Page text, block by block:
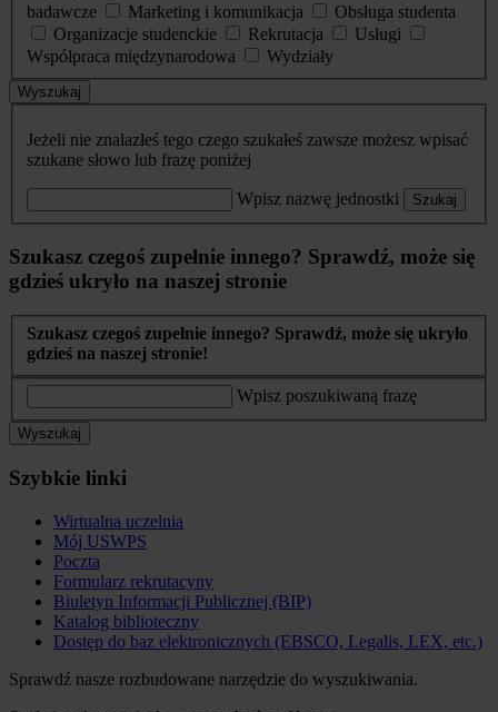
badawcze
Marketing i komunikacja
Obsługa studenta
Organizacje studenckie
Rekrutacja
Usługi
Współpraca międzynarodowa
Wydziały
Wyszukaj
Jeżeli nie znalazłeś tego czego szukałeś zawsze możesz wpisać
szukane słowo lub frazę poniżej
Wpisz nazwę jednostki Szukaj
Szukasz czegoś zupełnie innego? Sprawdź, może się
gdzieś ukryło na naszej stronie
Szukasz czegoś zupełnie innego? Sprawdź, może się ukryło
gdzieś na naszej stronie!
Wpisz poszukiwaną frazę
Wyszukaj
Szybkie linki
Wirtualna uczelnia
Mój USWPS
Poczta
Formularz rekrutacyny
Biuletyn Informacji Publicznej (BIP)
Katalog biblioteczny
Dostęp do baz elektronicznych (EBSCO, Legalis, LEX, etc.)
Sprawdź nasze rozbudowane narzędzie do wyszukiwania.